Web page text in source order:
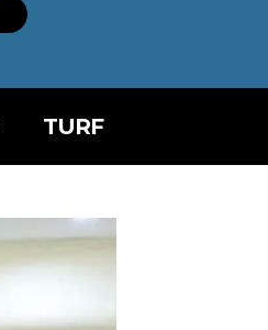
TURF